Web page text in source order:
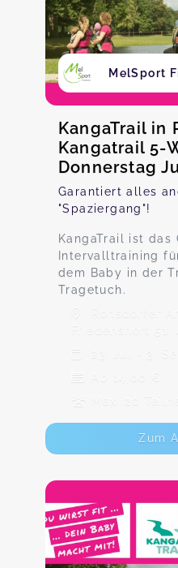
MelSport
KangaTrail in
Kangatrail 5-
Donnerstag
Garantiert alles
"Spaziergang"!
KangaTrail ist das
Intervalltraining
dem Baby in der
Tragetuch.
Ronsdorfer
Friedenshort 51,
23. Jul - 3.
Ab 14,00 €
Max. 20
Zum